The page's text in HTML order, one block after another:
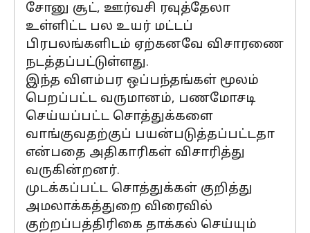
சோனு சூட், ஊர்வசி ரவுத்தேலா
உள்ளிட்ட பல உயர் மட்டப்
பிரபலங்களிடம் ஏற்கனவே விசாரணை
நடத்தப்பட்டுள்ளது.
இந்த விளம்பர ஒப்பந்தங்கள் மூலம்
பெறப்பட்ட வருமானம், பணமோசடி
செய்யப்பட்ட சொத்துக்களை
வாங்குவதற்குப் பயன்படுத்தப்பட்டதா
என்பதை அதிகாரிகள் விசாரித்து
வருகின்றனர்.
முடக்கப்பட்ட சொத்துக்கள் குறித்து
அமலாக்கத்துறை விரைவில்
குற்றப்பத்திரிகை தாக்கல் செய்யும்